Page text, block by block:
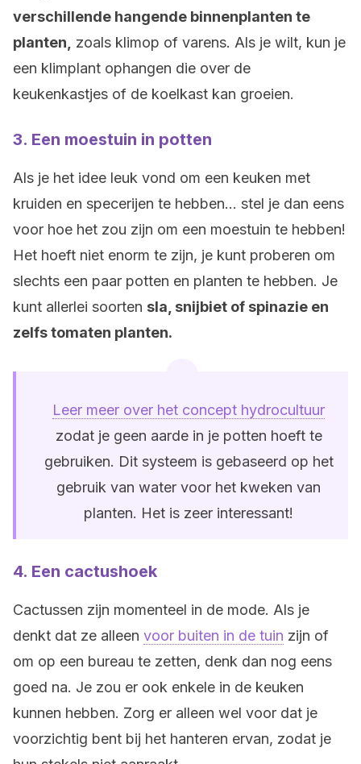
verschillende hangende binnenplanten te
planten,
zoals klimop of varens. Als je wilt, kun je
een klimplant ophangen die over de
keukenkastjes of de koelkast kan groeien.
3. Een moestuin in potten
Als je het idee leuk vond om een keuken met
kruiden en specerijen te hebben… stel je dan eens
voor hoe het zou zijn om een moestuin te hebben!
Het hoeft niet enorm te zijn, je kunt proberen om
slechts een paar potten en planten te hebben. Je
kunt allerlei soorten sla, snijbiet of spinazie en
zelfs tomaten planten.
Leer meer over het concept hydrocultuur
zodat je geen aarde in je potten hoeft te
gebruiken. Dit systeem is gebaseerd op het
gebruik van water voor het kweken van
planten. Het is zeer interessant!
4. Een cactushoek
Cactussen zijn momenteel in de mode. Als je
denkt dat ze alleen voor buiten in de tuin zijn of
om op een bureau te zetten, denk dan nog eens
goed na. Je zou er ook enkele in de keuken
kunnen hebben. Zorg er alleen wel voor dat je
voorzichtig bent bij het hanteren ervan, zodat je